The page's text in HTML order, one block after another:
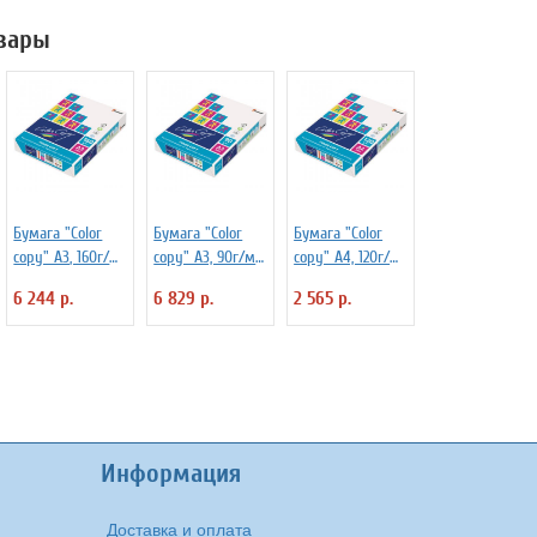
мелованный
картон, блок
Бумага "Color
copy" А3, 160г/
6 244 р.
Бумага "Color
copy" А3, 90г/м2,
6 829 р.
Бумага "Color
copy" А4, 120г/
2 565 р.
Информация
Доставка и оплата